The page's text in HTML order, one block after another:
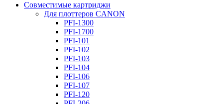
Совместимые картриджи
Для плоттеров CANON
PFI-1300
PFI-1700
PFI-101
PFI-102
PFI-103
PFI-104
PFI-106
PFI-107
PFI-120